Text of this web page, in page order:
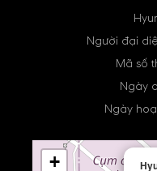
Người đại
Mã số
Ngày
Ngày
+